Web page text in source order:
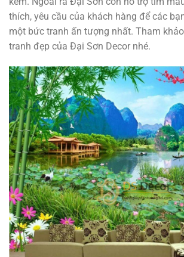
thích, yêu cầu của khách hàng để các
một bức tranh ấn tượng nhất. Tham
tranh đẹp của Đại Sơn Decor nhé.